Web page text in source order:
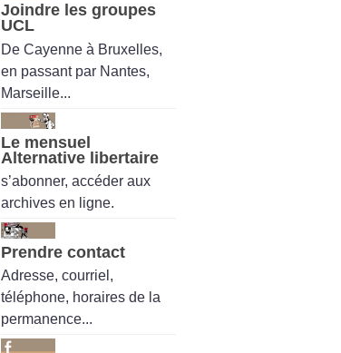
Joindre les groupes
UCL
De Cayenne à Bruxelles,
en passant par Nantes,
Marseille...
Le mensuel
Alternative libertaire
s’abonner, accéder aux
archives en ligne.
Prendre contact
Adresse, courriel,
téléphone, horaires de la
permanence...